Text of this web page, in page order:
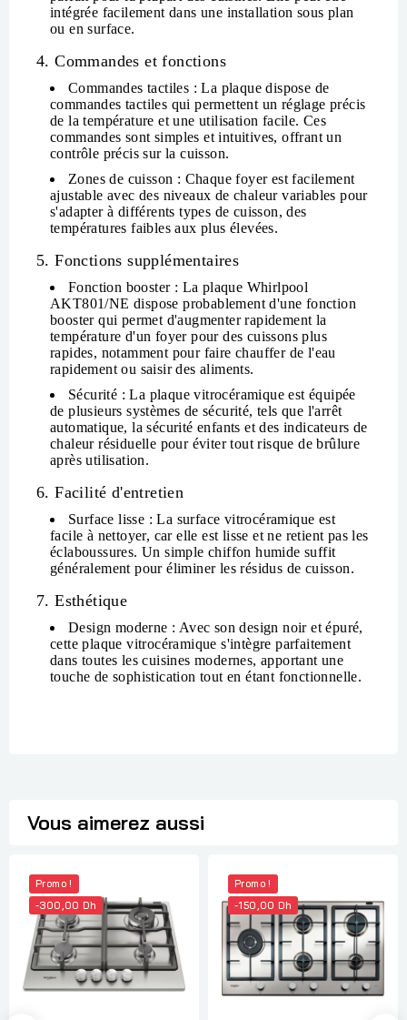
intégrée facilement dans une installation sous plan
ou en surface.
4. Commandes et fonctions
Commandes tactiles : La plaque dispose de
commandes tactiles qui permettent un réglage précis
de la température et une utilisation facile. Ces
commandes sont simples et intuitives, offrant un
contrôle précis sur la cuisson.
Zones de cuisson : Chaque foyer est facilement
ajustable avec des niveaux de chaleur variables pour
s'adapter à différents types de cuisson, des
températures faibles aux plus élevées.
5. Fonctions supplémentaires
Fonction booster: La plaque Whirlpool
AKT801/NE dispose probablement d'une fonction
boosterqui permet d'augmenter rapidement la
température d'un foyer pour des cuissons plus
rapides, notamment pour faire chauffer de l'eau
rapidement ou saisir des aliments.
Sécurité : La plaque vitrocéramique est équipée
de plusieurs systèmes de sécurité, tels que l'arrêt
automatique,la sécurité enfants et desindicateurs de
chaleur résiduelle pour éviter tout risque de brûlure
après utilisation.
6. Facilité d'entretien
Surface lisse : La surface vitrocéramique est
facile à nettoyer, car elle est lisse et ne retient pas les
éclaboussures. Un simple chiffon humide suffit
généralement pour éliminer les résidus de cuisson.
7. Esthétique
Design moderne : Avec son design noir et épuré,
cette plaque vitrocéramique s'intègre parfaitement
dans toutes les cuisines modernes, apportant une
touche de sophistication tout en étant fonctionnelle.
Vous aimerez aussi
Promo !
-300,00 Dh
Promo !
-150,00 Dh